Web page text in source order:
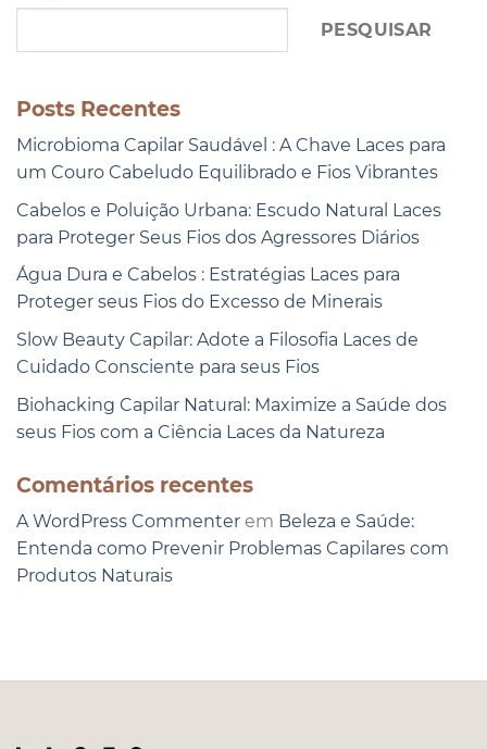
PESQUISAR
Posts Recentes
Microbioma Capilar Saudável : A Chave Laces para
um Couro Cabeludo Equilibrado e Fios Vibrantes
Cabelos e Poluição Urbana: Escudo Natural Laces
para Proteger Seus Fios dos Agressores Diários
Água Dura e Cabelos : Estratégias Laces para
Proteger seus Fios do Excesso de Minerais
Slow Beauty Capilar: Adote a Filosofia Laces de
Cuidado Consciente para seus Fios
Biohacking Capilar Natural: Maximize a Saúde dos
seus Fios com a Ciência Laces da Natureza
Comentários recentes
A WordPress Commenter em Beleza e Saúde:
Entenda como Prevenir Problemas Capilares com
Produtos Naturais